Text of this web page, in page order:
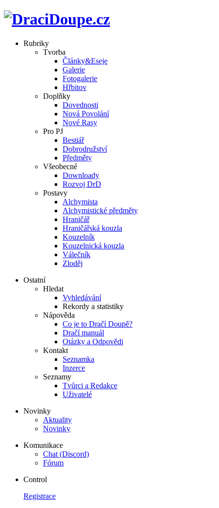
Rubriky
Tvorba
Články&Eseje
Galerie
Fotogalerie
Hřbitov
Doplňky
Dovednosti
Nová Povolání
Nové Rasy
Pro PJ
Bestiář
Dobrodružství
Předměty
Všeobecné
Downloady
Rozvoj DrD
Postavy
Alchymista
Alchymistické předměty
Hraničář
Hraničářská kouzla
Kouzelník
Kouzelnická kouzla
Válečník
Zloděj
Ostatní
Hledat
Vyhledávání
Rekordy a statistiky
Nápověda
Co je to Dračí Doupě?
Dračí manuál
Otázky a Odpovědi
Kontakt
Seznamka
Inzerce
Seznamy
Tvůrci a Redakce
Uživatelé
Novinky
Aktuality
Novinky
Komunikace
Chat (Discord)
Fórum
Control
Registrace